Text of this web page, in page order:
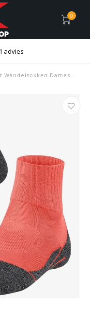
0
advies
Wandelsokken Dames -